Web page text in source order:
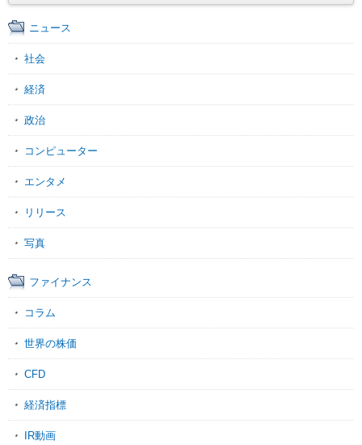
ニュース
社会
経済
政治
コンピューター
エンタメ
リリース
写真
ファイナンス
コラム
世界の株価
CFD
経済指標
IR動画